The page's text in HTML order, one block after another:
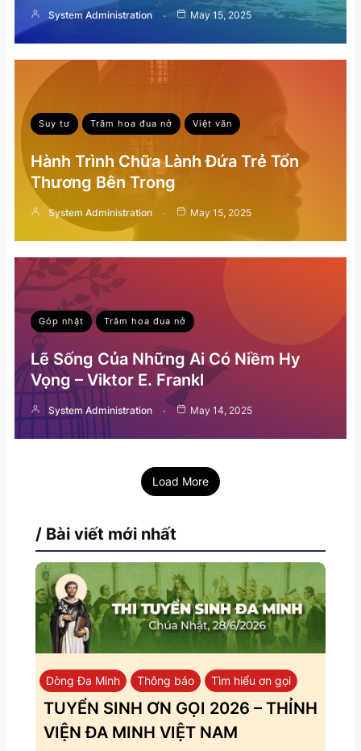
System Administration May 15, 2025
Suy tư Trăm hoa đua nở Việt văn
Hành Trình Chữa Lành Đứa Trẻ Tổn
Thương Bên Trong
System Administration May 15, 2025
Góp nhặt Trăm hoa đua nở
Lẽ Sống Của Những Ai Có Niềm Hy
Vọng – Viktor E. Frankl
System Administration May 14, 2025
Load More
/ Bài viết mới nhất
Dòng Đa Minh Thông báo Tìm hiểu ơn gọi
TUYỂN SINH ƠN GỌI 2026 – THỈNH
VIỆN ĐA MINH VIỆT NAM